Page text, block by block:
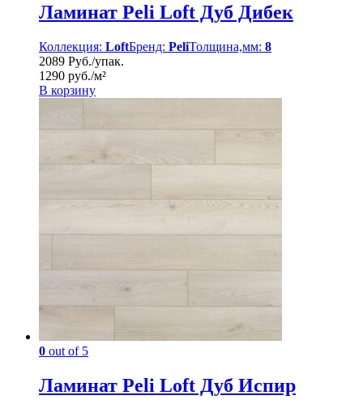
Ламинат Peli Loft Дуб Дибек
Коллекция: LoftБренд: PeliТолщина,мм: 8
2089 Руб./упак.
1290 руб./м²
В корзину
0 out of 5
Ламинат Peli Loft Дуб Испир